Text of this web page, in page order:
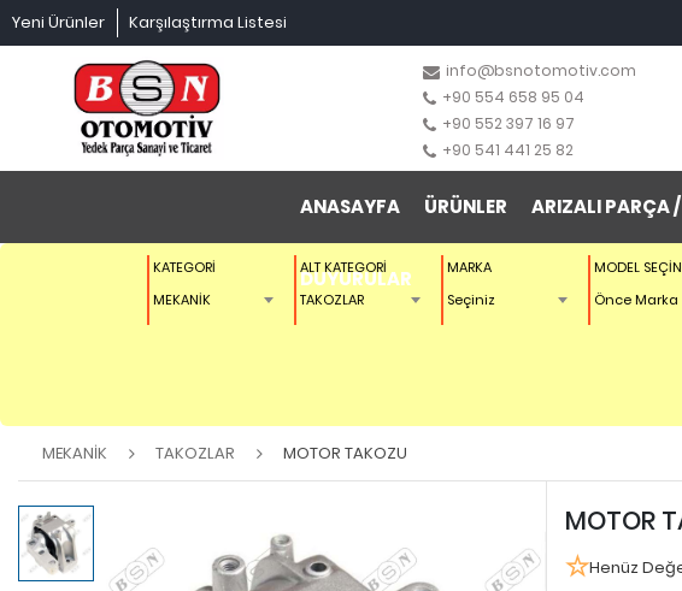
Yeni Ürünler Karşılaştırma Listesi
info@bsnotomotiv.com
+90 554 658 95 04
+90 552 397 16 97
+90 541 441 25 82
ANASAYFA ÜRÜNLER ARIZALI PARÇA
DUYURULAR
KATEGORİ
MEKANİK
ALT KATEGORİ
TAKOZLAR
MARKA
Seçiniz
MODEL
Önce Marka
MEKANİK TAKOZLAR MOTOR TAKOZU
MOTOR
Henüz